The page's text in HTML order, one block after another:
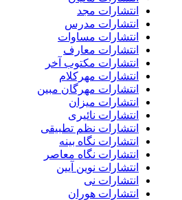
انتشارات مجد
انتشارات مدرس
انتشارات مساوات
انتشارات معارف
انتشارات مکتوب آخر
انتشارات مهرکلام
انتشارات مهرگان مبین
انتشارات میزان
انتشارات نائیری
انتشارات نظم تطبیقی
انتشارات نگاه بینه
انتشارات نگاه معاصر
انتشارات نوین آیین
انتشارات نی
انتشارات هوران